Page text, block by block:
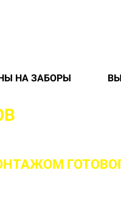
НА ЗАБОРЫ